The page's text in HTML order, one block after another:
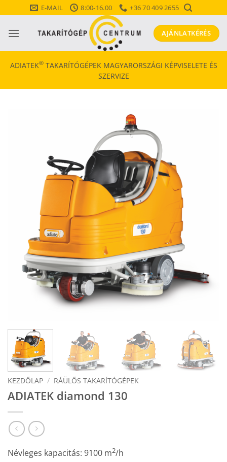
to
content
E-MAIL 8:00-16.00 +36 70 409 2655
AJÁNLATKÉRÉS
ADIATEK®TAKARÍTÓGÉPEK MAGYARORSZÁGI KÉPVISELETE ÉS
SZERVIZE
KEZDŐLAP / RÁÜLŐS TAKARÍTÓGÉPEK
ADIATEK diamond 130
Névleges kapacitás: 9100 m2/h